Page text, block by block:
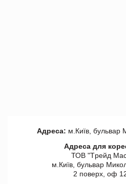
Адреса: м.Київ, бульвар
Адреса для
ТОВ "Tрейд
м.Київ, бульвар
2 поверх, оф